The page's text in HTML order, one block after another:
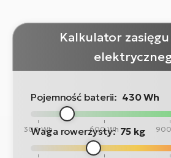
Kalkulator
Pojemność baterii: 430 Wh
300 Wh 600 Wh
Waga rowerzysty: 75 kg